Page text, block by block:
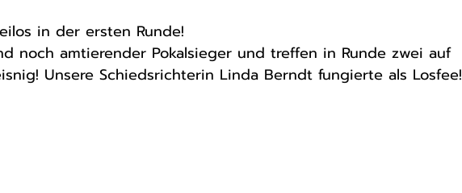
in der ersten Runde!
noch amtierender Pokalsieger und treffen in Runde zwei auf
Unsere Schiedsrichterin Linda Berndt fungierte als Losfee!